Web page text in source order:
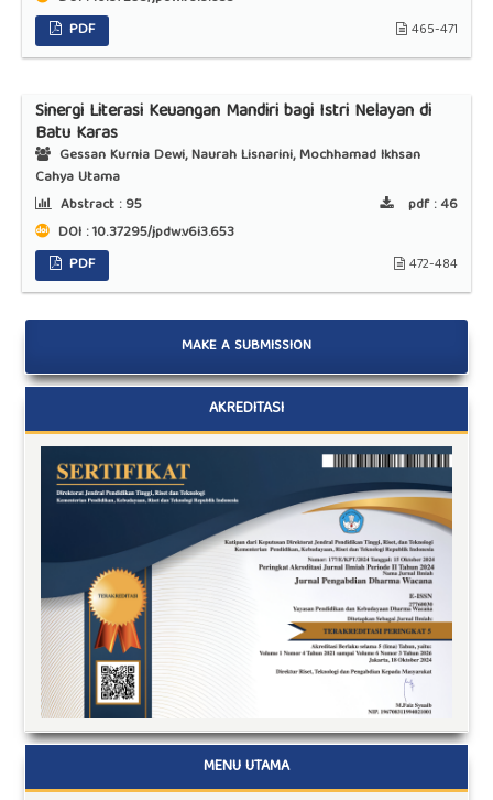
PDF
465-471
Sinergi Literasi Keuangan Mandiri bagi Istri Nelayan di
Batu Karas
Gessan Kurnia Dewi, Naurah Lisnarini, Mochhamad Ikhsan
Cahya Utama
Abstract :95 pdf :46
DOI : 10.37295/jpdw.v6i3.653
PDF
472-484
MAKE A SUBMISSION
AKREDITASI
MENU UTAMA